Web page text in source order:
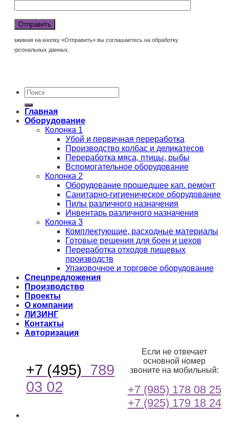
Нажимая на кнопку «Отправить» вы соглашаетесь на обработку
персональных данных.
Главная
Оборудование
Колонка 1
Убой и первичная переработка
Производство колбас и деликатесов
Переработка мяса, птицы, рыбы
Вспомогательное оборудование
Колонка 2
Оборудование прошедшее кап. ремонт
Санитарно-гигиеническое оборудование
Пилы различного назначения
Инвентарь различного назначения
Колонка 3
Комплектующие, расходные материалы
Готовые решения для боен и цехов
Переработка отходов пищевых
производств
Упаковочное и торговое оборудование
Спецпредложения
Производство
Проекты
О компании
ЛИЗИНГ
Контакты
Авторизация
+7 (495) 789
03 02
Если не отвечает
основной номер
звоните на мобильный:
+7 (985) 178 08 25
+7 (925) 179 18 24